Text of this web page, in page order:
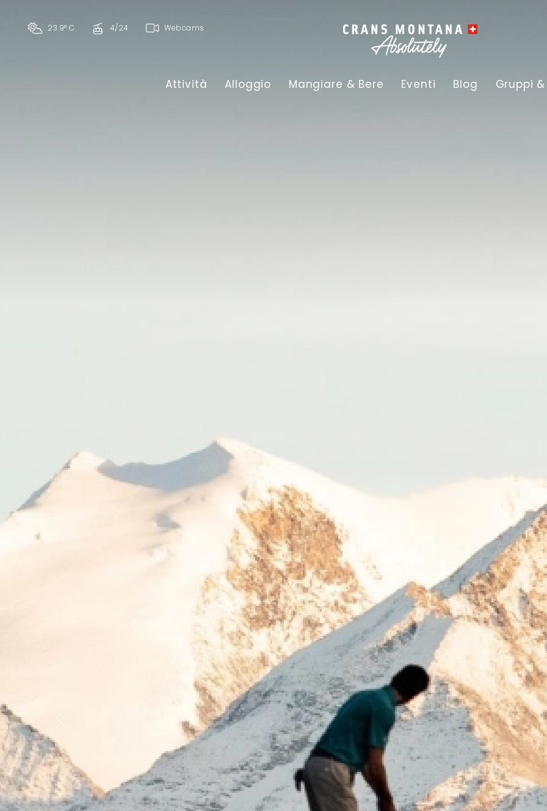
23.9° C 4/24 Webcams
Attività Alloggio Mangiare & Bere Eventi Blog Gruppi